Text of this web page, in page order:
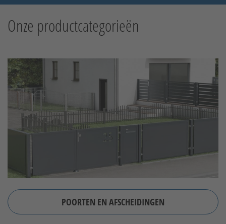
Onze productcategorieën
POORTEN EN AFSCHEIDINGEN